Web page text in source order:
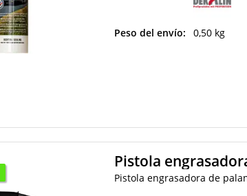
Peso del envío: 0,50 kg
Pistola
Pistola engrasadora de